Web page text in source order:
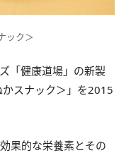
ック＞
「健康道場」の新製
スナック＞」を2015
果的な栄養素とその